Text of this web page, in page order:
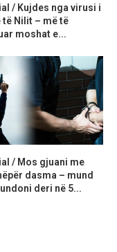
/ Kujdes nga virusi i
të Nilit – më të
moshat e...
/ Mos gjuani me
dasma – mund
deri në 5...